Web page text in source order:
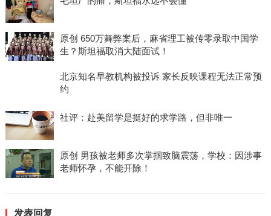
原创 650万舞弊案后，麻省理工被传零录取中国学
生？斯坦福取消大陆面试！
北京知名早教机构被投诉 家长反映课程无法正常预
约
社评：赴美留学是挺好的求学路，但非唯一
原创 男孩被老师多次掌掴致脑震荡，学校：因涉事
老师怀孕，不能开除！
发表回复